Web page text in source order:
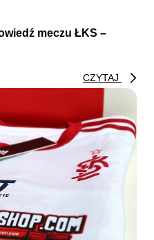
meczu ŁKS –
CZYTAJ